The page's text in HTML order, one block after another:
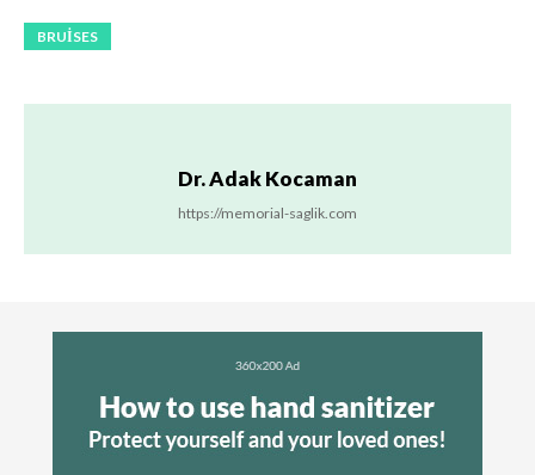
BRUISES
Dr. Adak Kocaman
https://memorial-saglik.com